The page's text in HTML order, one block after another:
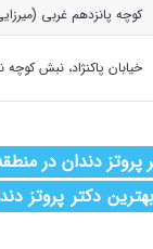
کوچه پانزدهم غربی
خیابان پاکنژاد، نبش کوچه
پروتز دندان در
دکتر پروتز